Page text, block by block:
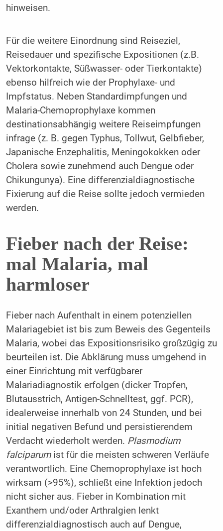
hinweisen.
Für die weitere Einordnung sind Reiseziel,
Reisedauer und spezifische Expositionen (z.B.
Vektorkontakte, Süßwasser- oder Tierkontakte)
ebenso hilfreich wie der Prophylaxe- und
Impfstatus. Neben Standardimpfungen und
Malaria-Chemoprophylaxe kommen
destinationsabhängig weitere Reiseimpfungen
infrage (z. B. gegen Typhus, Tollwut, Gelbfieber,
Japanische Enzephalitis, Meningokokken oder
Cholera sowie zunehmend auch Dengue oder
Chikungunya). Eine differenzialdiagnostische
Fixierung auf die Reise sollte jedoch vermieden
werden.
Fieber nach der Reise:
mal Malaria, mal
harmloser
Fieber nach Aufenthalt in einem potenziellen
Malariagebiet ist bis zum Beweis des Gegenteils
Malaria, wobei das Expositionsrisiko großzügig zu
beurteilen ist. Die Abklärung muss umgehend in
einer Einrichtung mit verfügbarer
Malariadiagnostik erfolgen (dicker Tropfen,
Blutausstrich, Antigen-Schnelltest, ggf. PCR),
idealerweise innerhalb von 24 Stunden, und bei
initial negativen Befund und persistierendem
Verdacht wiederholt werden. Plasmodium
falciparumist für die meisten schweren Verläufe
verantwortlich. Eine Chemoprophylaxe ist hoch
wirksam (>95%), schließt eine Infektion jedoch
nicht sicher aus. Fieber in Kombination mit
Exanthem und/oder Arthralgien lenkt
differenzialdiagnostisch auch auf Dengue,